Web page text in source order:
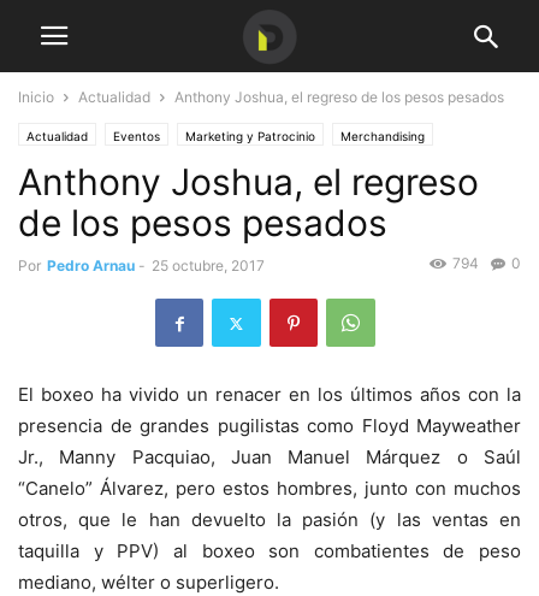
Inicio Actualidad Anthony Joshua, el regreso de los pesos pesados
Actualidad Eventos Marketing y Patrocinio Merchandising
Patrocinio
Anthony Joshua, el regreso
de los pesos pesados
Por Pedro Arnau - 25 octubre, 2017 0
794
El boxeo ha vivido un renacer en los últimos años con la
presencia de grandes pugilistas como Floyd Mayweather
Jr., Manny Pacquiao, Juan Manuel Márquez o Saúl
“Canelo” Álvarez, pero estos hombres, junto con muchos
otros, que le han devuelto la pasión (y las ventas en
taquilla y PPV) al boxeo son combatientes de peso
mediano, wélter o superligero.